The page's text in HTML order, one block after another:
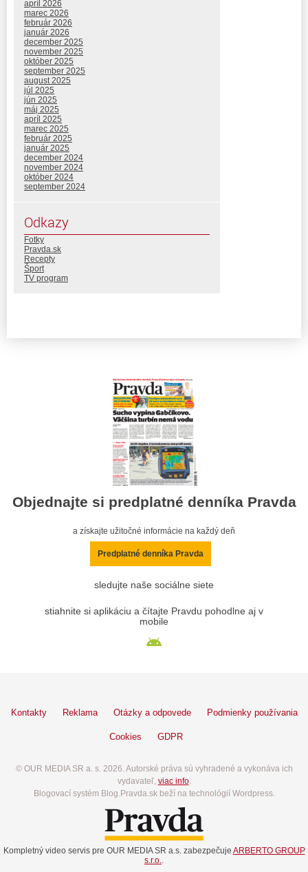
apríl 2026
marec 2026
február 2026
január 2026
december 2025
november 2025
október 2025
september 2025
august 2025
júl 2025
jún 2025
máj 2025
apríl 2025
marec 2025
február 2025
január 2025
december 2024
november 2024
október 2024
september 2024
Odkazy
Fotky
Pravda.sk
Recepty
Šport
TV program
Objednajte si predplatné denníka Pravda
a získajte užitočné informácie na každý deň
Predplatné denníka Pravda
sledujte naše sociálne siete
stiahnite si aplikáciu a čítajte Pravdu pohodlne aj v
mobile
Kontakty Reklama Otázky a odpovede Podmienky používania
Cookies GDPR
© OUR MEDIA SR a. s. 2026. Autorské práva sú vyhradené a vykonáva ich
vydavateľ, viac info.
Blogovací systém Blog.Pravda.sk beží na technológií Wordpress.
Kompletný video servis pre OUR MEDIA SR a.s. zabezpečuje ARBERTO GROUP
s.r.o..